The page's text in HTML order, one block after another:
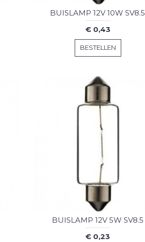
BUISLAMP 12V 10W SV8.5
€ 0,43
BESTELLEN
BUISLAMP 12V 5W SV8.5
€ 0,23